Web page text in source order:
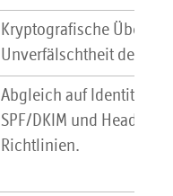
Kryptografische
Unverfälschtheit des
Abgleich auf Identitäts-
SPF/DKIM und Header-
Richtlinien.